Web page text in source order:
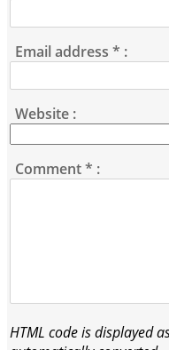
Email address* :
Website :
Comment* :
HTML code is displayed